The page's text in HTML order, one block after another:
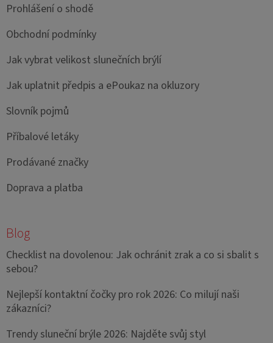
Prohlášení o shodě
Obchodní podmínky
Jak vybrat velikost slunečních brýlí
Jak uplatnit předpis a ePoukaz na okluzory
Slovník pojmů
Příbalové letáky
Prodávané značky
Doprava a platba
Blog
Checklist na dovolenou: Jak ochránit zrak a co si sbalit s
sebou?
Nejlepší kontaktní čočky pro rok 2026: Co milují naši
zákazníci?
Trendy sluneční brýle 2026: Najděte svůj styl